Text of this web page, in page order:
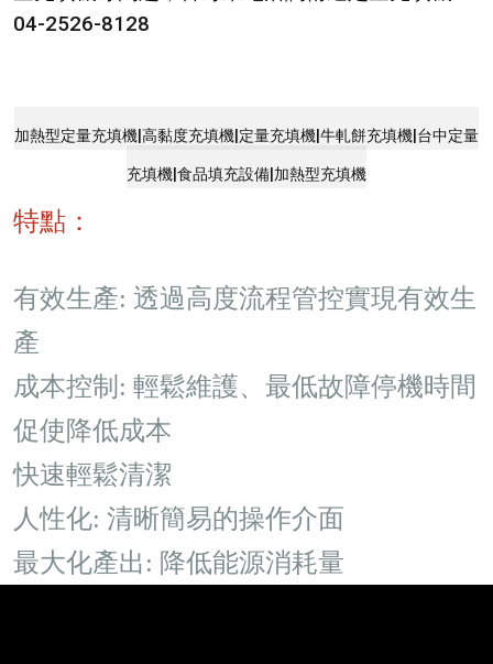
04-2526-8128
加熱型定量充填機|高黏度充填機|定量充填機|牛軋餅充填機|台中定量
充填機|食品填充設備|加熱型充填機
特點：
有效生產: 透過高度流程管控實現有效生
產
成本控制 : 輕鬆維護、最低故障停機時間
促使降低成本
快速輕鬆清潔
人性化: 清晰簡易的操作介面
最大化產出: 降低能源消耗量